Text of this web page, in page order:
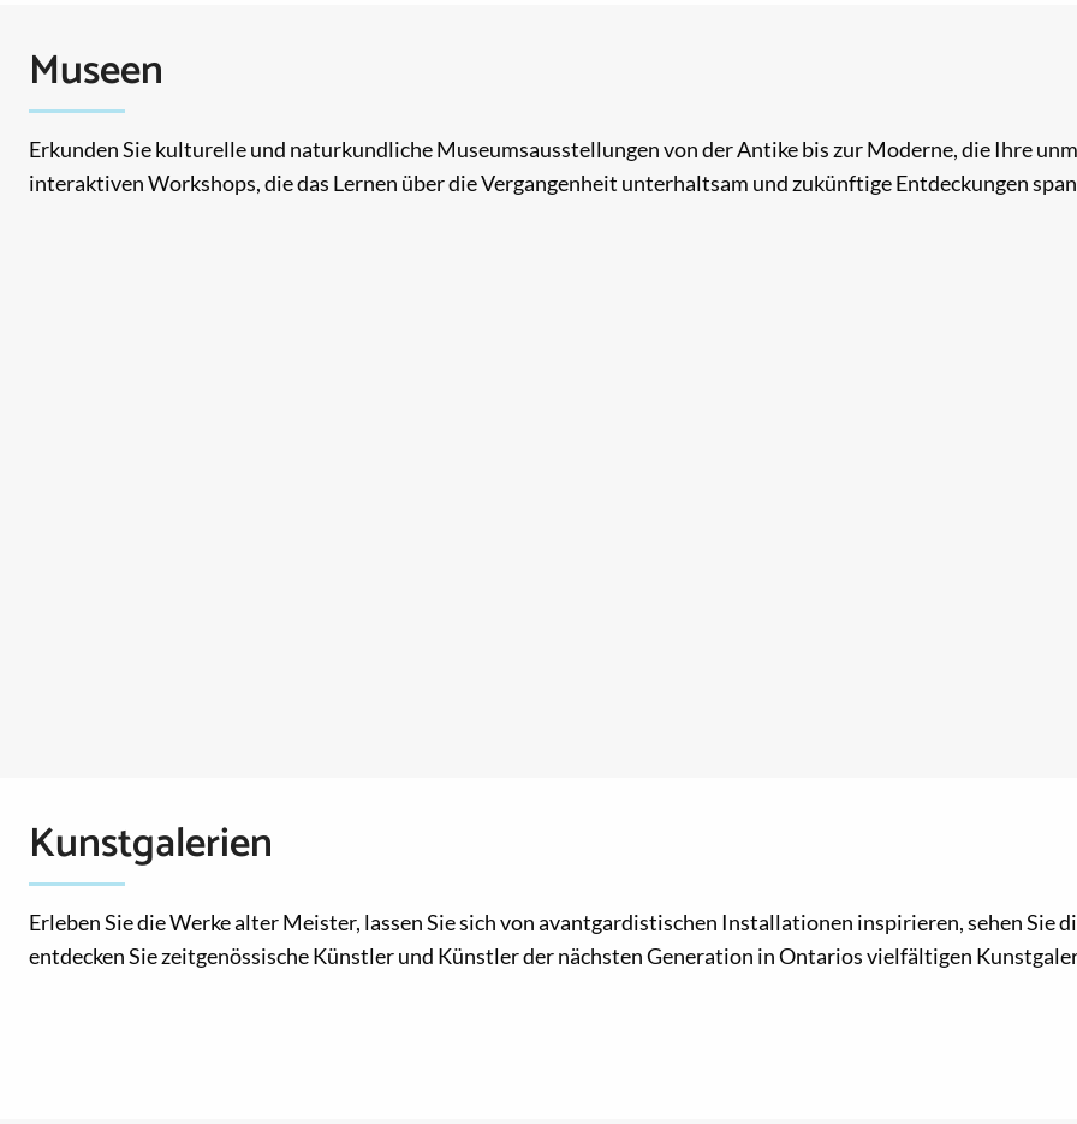
Museen
Erkunden Sie kulturelle und naturkundliche Museumsausstellungen von der Antike bis zur Moderne, die Ihre
interaktiven Workshops, die das Lernen über die Vergangenheit unterhaltsam und zukünftige Entdeckungen
Kunstgalerien
Erleben Sie die Werke alter Meister, lassen Sie sich von avantgardistischen Installationen inspirieren, sehen Sie
entdecken Sie zeitgenössische Künstler und Künstler der nächsten Generation in Ontarios vielfältigen